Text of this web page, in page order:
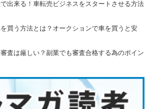
出来る！車転売ビジネスをスタートさせる方法
買う方法とは？オークションで車を買うと安
査は厳しい？副業でも審査合格する為のポイン